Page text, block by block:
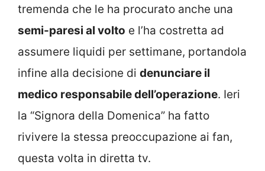
tremenda che le ha procurato anche una
semi-paresi al volto e l’ha costretta ad
assumere liquidi per settimane, portandola
infine alla decisione di denunciare il
medico responsabile dell’operazione. Ieri
la “Signora della Domenica” ha fatto
rivivere la stessa preoccupazione ai fan,
questa volta in diretta tv.